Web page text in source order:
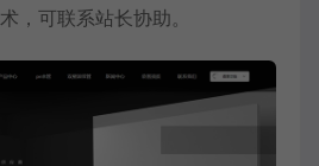
，可联系站长协助。